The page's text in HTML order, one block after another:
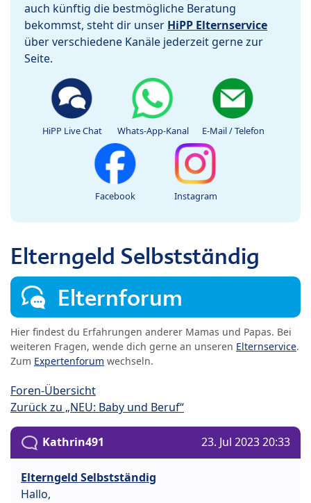
auch künftig die bestmögliche Beratung
bekommst, steht dir unser HiPP Elternservice
über verschiedene Kanäle jederzeit gerne zur
Seite.
HiPP Live Chat Whats-App-Kanal E-Mail / Telefon
Facebook Instagram
Elterngeld Selbstständig
Elternforum
Hier findest du Erfahrungen anderer Mamas und Papas. Bei
weiteren Fragen, wende dich gerne an unseren Elternservice.
Zum Expertenforum wechseln.
Foren-Übersicht
Zurück zu „NEU: Baby und Beruf“
Kathrin491 23. Jul 2023 20:33
Elterngeld Selbstständig
Hallo,